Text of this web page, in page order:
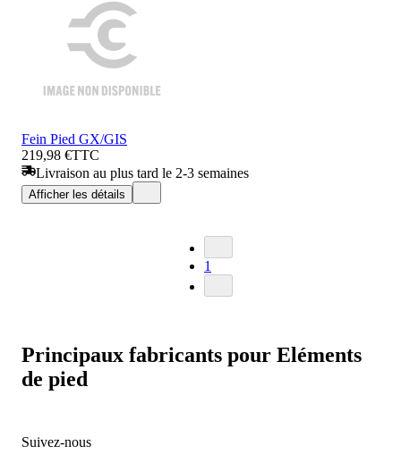
Fein Pied GX/GIS
219,98 €TTC
Livraison au plus tard le 2-3 semaines
Afficher les détails
1
Principaux fabricants pour Eléments
de pied
Suivez-nous